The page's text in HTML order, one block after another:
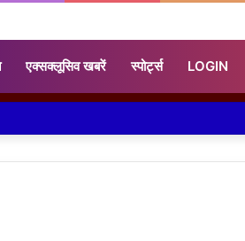
एक्सक्लूसिव खबरें स्पोर्ट्स LOGIN